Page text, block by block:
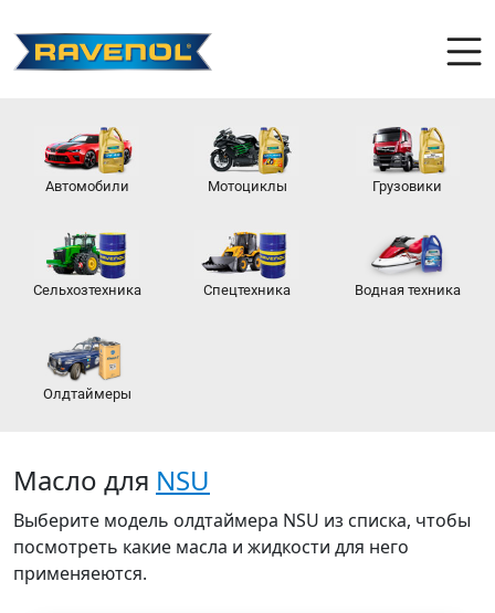
Автомобили Мотоциклы Грузовики
Сельхозтехника Спецтехника Водная техника
Олдтаймеры
Масло для NSU
Выберите модель олдтаймера NSU из списка, чтобы
посмотреть какие масла и жидкости для него
применяеются.